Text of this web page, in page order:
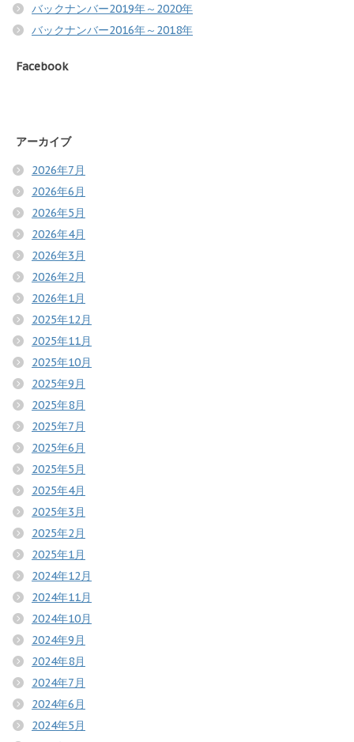
バックナンバー2019年～2020年
バックナンバー2016年～2018年
Facebook
アーカイブ
2026年7月
2026年6月
2026年5月
2026年4月
2026年3月
2026年2月
2026年1月
2025年12月
2025年11月
2025年10月
2025年9月
2025年8月
2025年7月
2025年6月
2025年5月
2025年4月
2025年3月
2025年2月
2025年1月
2024年12月
2024年11月
2024年10月
2024年9月
2024年8月
2024年7月
2024年6月
2024年5月